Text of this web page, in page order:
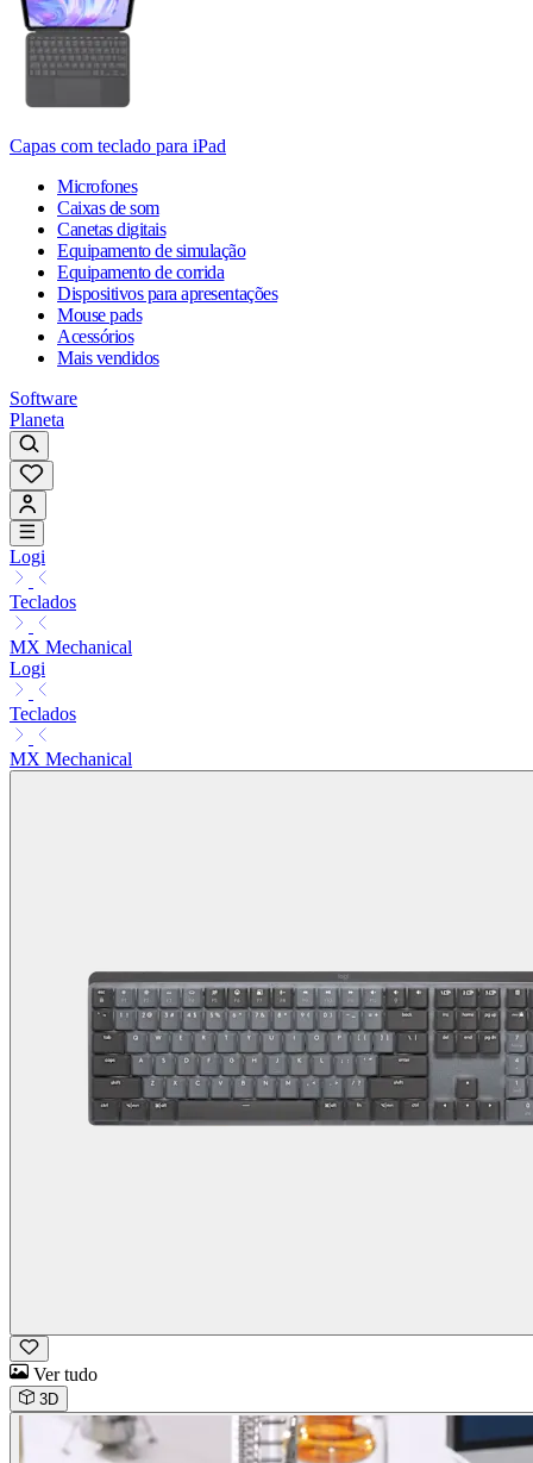
Capas com teclado para iPad
Microfones
Caixas de som
Canetas digitais
Equipamento de simulação
Equipamento de corrida
Dispositivos para apresentações
Mouse pads
Acessórios
Mais vendidos
Software
Planeta
Logi
Teclados
MX Mechanical
Logi
Teclados
MX Mechanical
Ver tudo
3D